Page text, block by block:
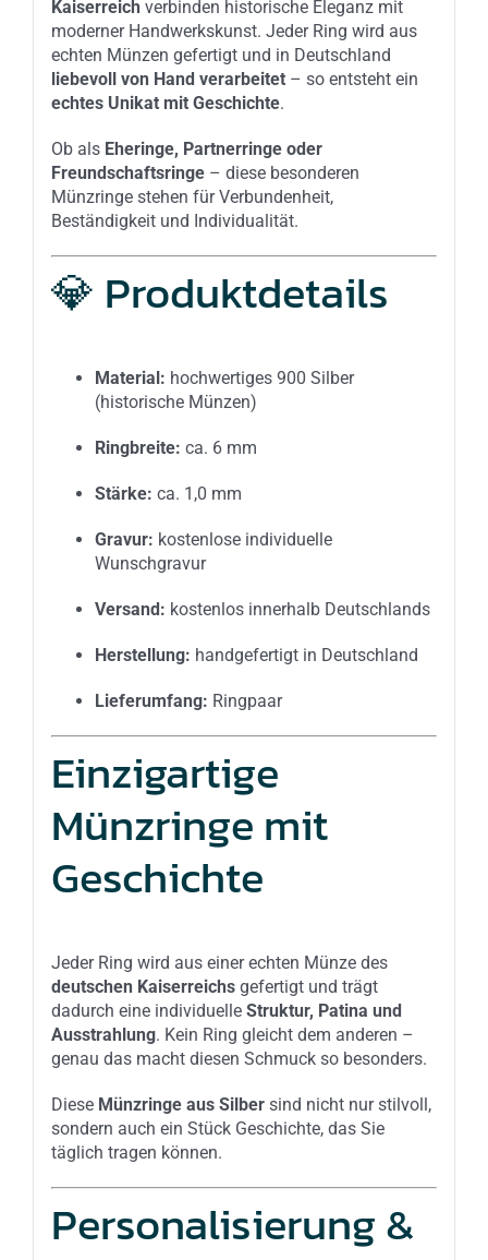
Kaiserreich verbinden historische Eleganz mit
moderner Handwerkskunst. Jeder Ring wird aus
echten Münzen gefertigt und in Deutschland
liebevoll von Hand verarbeitet– so entsteht ein
echtes Unikat mit Geschichte.
Ob als Eheringe, Partnerringe oder
Freundschaftsringe– diese besonderen
Münzringe stehen für Verbundenheit,
Beständigkeit und Individualität.
💎 Produktdetails
Material: hochwertiges 900 Silber
(historische Münzen)
Ringbreite: ca. 6 mm
Stärke: ca. 1,0 mm
Gravur: kostenlose individuelle
Wunschgravur
Versand: kostenlos innerhalb Deutschlands
Herstellung: handgefertigt in Deutschland
Lieferumfang: Ringpaar
Einzigartige
Münzringe mit
Geschichte
Jeder Ring wird aus einer echten Münze des
deutschen Kaiserreichsgefertigt und trägt
dadurch eine individuelle Struktur, Patina und
Ausstrahlung. Kein Ring gleicht dem anderen –
genau das macht diesen Schmuck so besonders.
Diese Münzringe aus Silbersind nicht nur stilvoll,
sondern auch ein Stück Geschichte, das Sie
täglich tragen können.
Personalisierung &